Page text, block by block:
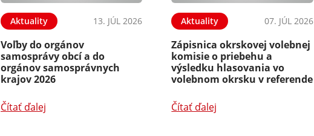
Aktuality 13. JÚL 2026
Voľby do orgánov
samosprávy obcí a do
orgánov samosprávnych
krajov 2026
Čítať ďalej
Aktuality 07. JÚL 2026
Zápisnica okrskovej volebnej
komisie o priebehu a
výsledku hlasovania vo
volebnom okrsku v referende
Čítať ďalej